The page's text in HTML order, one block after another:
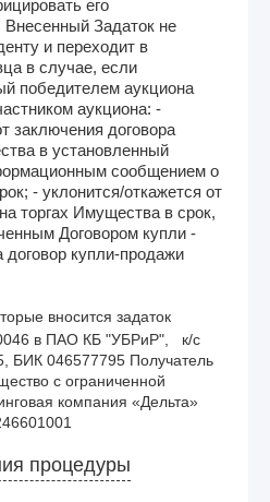
его
Внесенный Задаток не
и переходит в
в случае, если
победителем аукциона
аукциона: -
заключения договора
в установленный
сообщением о
- уклонится/откажется от
торгах Имущества в срок,
Договором купли -
купли-продажи
вносится задаток
в ПАО КБ "УБРиР",   к/с
БИК 046577795 Получатель
с ограниченной
компания «Дельта»
процедуры